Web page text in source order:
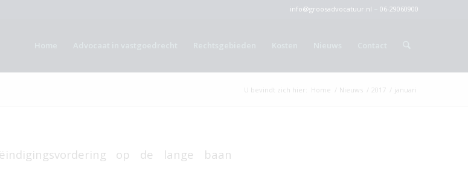
info@groosadvocatuur.nl 06-29060900
U bevindt zich hier: Home / Nieuws / 2017 / januari
op de lange baan